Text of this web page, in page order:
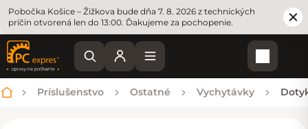
Pobočka Košice – Žižkova bude dňa 7. 8. 2026 z technických
príčin otvorená len do 13:00. Ďakujeme za pochopenie.
Domov
Príslušenstvo Ostatné Vychytávky